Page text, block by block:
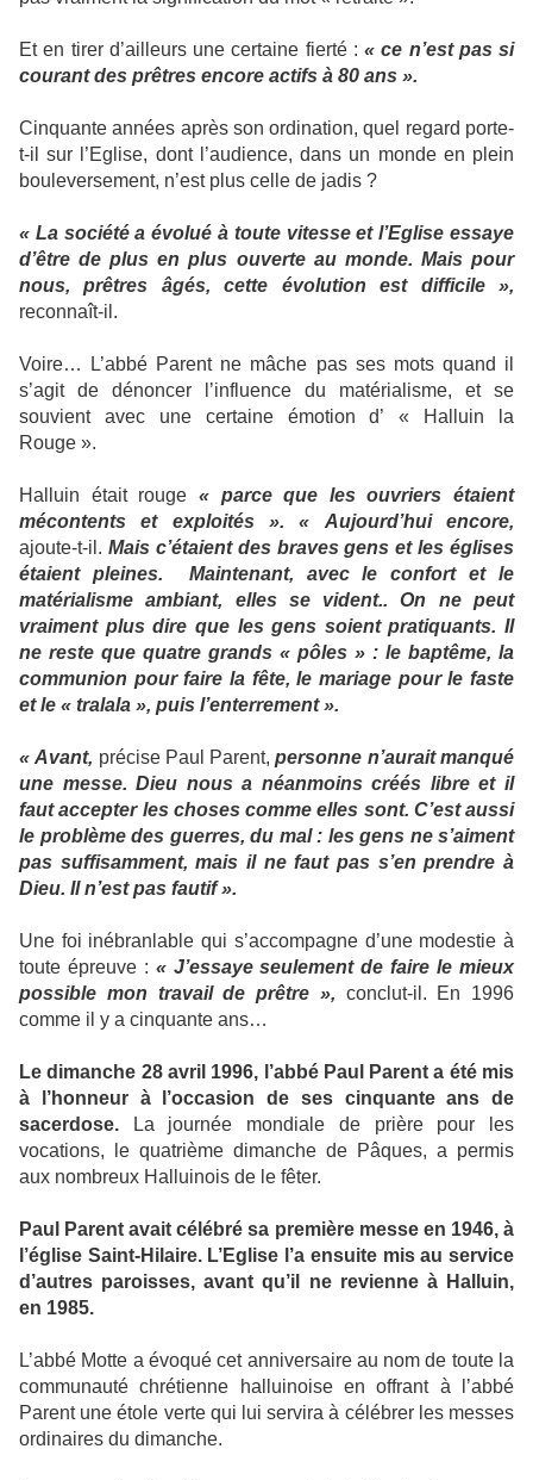
Et en tirer d’ailleurs une certaine fierté : « ce n’est pas si
courant des prêtres encore actifs à 80 ans ».
Cinquante années après son ordination, quel regard porte-
t-il sur l’Eglise, dont l’audience, dans un monde en plein
bouleversement, n’est plus celle de jadis ?
« La société a évolué à toute vitesse et l’Eglise essaye
d’être de plus en plus ouverte au monde. Mais pour
nous, prêtres âgés, cette évolution est difficile »,
reconnaît-il.
Voire… L’abbé Parent ne mâche pas ses mots quand il
s’agit de dénoncer l’influence du matérialisme, et se
souvient avec une certaine émotion d’ « Halluin la
Rouge ».
Halluin était rouge « parce que les ouvriers étaient
mécontents et exploités ». « Aujourd’hui encore,
ajoute-t-il. Mais c’étaient des braves gens et les églises
étaient pleines.
Maintenant, avec le confort et le
matérialisme ambiant, elles se vident.. On ne peut
vraiment plus dire que les gens soient pratiquants. Il
ne reste que quatre grands « pôles » : le baptême, la
communion pour faire la fête, le mariage pour le faste
et le « tralala », puis l’enterrement ».
« Avant, précise Paul Parent,personne n’aurait manqué
une messe. Dieu nous a néanmoins créés libre et il
faut accepter les choses comme elles sont. C’est aussi
le problème des guerres, du mal : les gens ne s’aiment
pas suffisamment, mais il ne faut pas s’en prendre à
Dieu. Il n’est pas fautif ».
Une foi inébranlable qui s’accompagne d’une modestie à
toute épreuve : « J’essaye seulement de faire le mieux
possible mon travail de prêtre », conclut-il. En 1996
comme il y a cinquante ans…
Le dimanche 28 avril 1996, l’abbé Paul Parent a été mis
à l’honneur à l’occasion de ses cinquante ans de
sacerdose. La journée mondiale de prière pour les
vocations, le quatrième dimanche de Pâques, a permis
aux nombreux Halluinois de le fêter.
Paul Parent avait célébré sa première messe en 1946, à
l’église Saint-Hilaire. L’Eglise l’a ensuite mis au service
d’autres paroisses, avant qu’il ne revienne à Halluin,
en 1985.
L’abbé Motte a évoqué cet anniversaire au nom de toute la
communauté chrétienne halluinoise en offrant à l’abbé
Parent une étole verte qui lui servira à célébrer les messes
ordinaires du dimanche.